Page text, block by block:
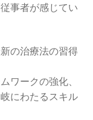
事者が感じてい
の治療法の習得
ワークの強化、
にわたるスキル